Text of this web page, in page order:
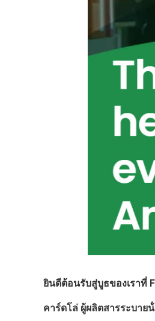
ยินดีต้อนรับสู่บูธของเราที่
คาร์ดโล่ ผู้ผลิตสารระบาย